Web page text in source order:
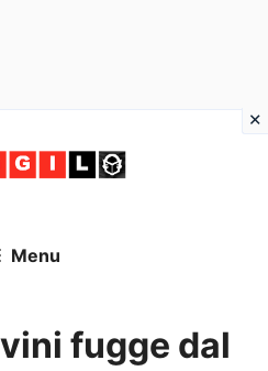
Menu
fugge dal